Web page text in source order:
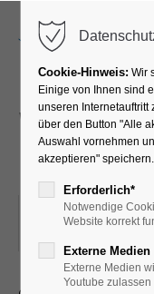
Lesung
27.12.2022,
Cookie-Hinweis: Wir
Einige von Ihnen sind
unseren
über den Button "Alle
Auswahl vornehmen
akzeptieren" speichern.
Erforderlich*
Notwendige
Website korrekt
Externe Medien
Externe Medien
Youtube zulassen